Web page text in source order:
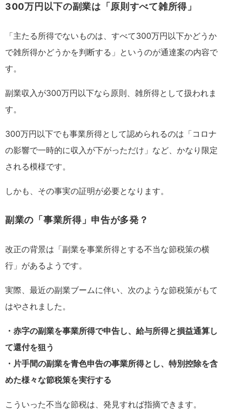
300万円以下の副業は「原則すべて雑所得」
「主たる所得でないものは、すべて300万円以下かどうか
で雑所得かどうかを判断する」というのが通達案の内容で
す。
副業収入が300万円以下なら原則、雑所得として扱われま
す。
300万円以下でも事業所得として認められるのは「コロナ
の影響で一時的に収入が下がっただけ」など、かなり限定
される模様です。
しかも、その事実の証明が必要となります。
副業の「事業所得」申告が多発？
改正の背景は「副業を事業所得とする不当な節税策の横
行」があるようです。
実際、最近の副業ブームに伴い、次のような節税策がもて
はやされました。
・赤字の副業を事業所得で申告し、給与所得と損益通算し
て還付を狙う
・片手間の副業を青色申告の事業所得とし、特別控除を含
めた様々な節税策を実行する
こういった不当な節税は、発見すれば指摘できます。